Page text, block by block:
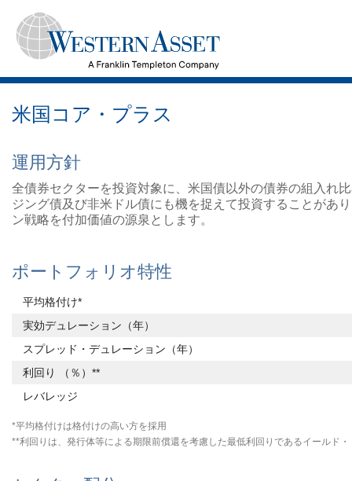
米国コア・プラス
運用方針
全債券セクターを投資対象に、米国債以外の債券の組入れ
ジング債及び非米ドル債にも機を捉えて投資することがあ
ン戦略を付加価値の源泉とします。
ポートフォリオ特性
平均格付け*
実効デュレーション（年）
スプレッド・デュレーション（年）
利回り （％）**
レバレッジ
*平均格付けは格付けの高い方を採用
**利回りは、発行体等による期限前償還を考慮した最低利回りであるイールド